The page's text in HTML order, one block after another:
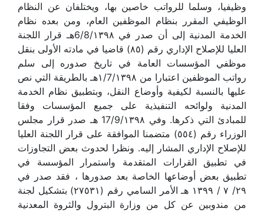
وظيفيا، وسلما للرواتب خاصين بها، ويختلفان عن النظام
الوظيفي المقرر بنظام الموظفين العام، ومن بعده نظام
الخدمة المدنية إلى أن صدر في 6/8/١٣٩٨هـ قرار اللجنة
العليا للإصلاح الإداري رقم (٨٥) قاضيا في مادته الأولى بنقل
موظفي المؤسسات العامة في تاريخ صدوره إلى سلم
رواتب الموظفين اعتبارا من ١/7/١٣٩٨هـ بالطريقة التي نص
عليها بالنسبة لكيفية وأوضاع النقل، وبتطبيق نظام الخدمة
المدنية ولوائحه التنفيذية على جميع المؤسسات وفقا
للمبادئ التي ذكرها. وفي 17/9/١٣٩٨ هـ صدر قرار مجلس
الوزراء رقم (٥٥٤) متضمنا الموافقة على قرار اللجنة العليا
للإصلاح الإداري المشار إليه. ونظرا لحدوث بعض التجاوزات
في تطبيق القرارات المتقدمة واستمرار المؤسسة في
تطبيق بعض أوضاعها الخاصة بعد صدورها ، فقد صدر في
٢٩/ ٧ / ١٣٩٩ هـ الأمر السامي رقم (٢٧٥٣١) بتشكيل لجنة
من مندوبين عن كل من وزارة البترول والثروة المعدنية